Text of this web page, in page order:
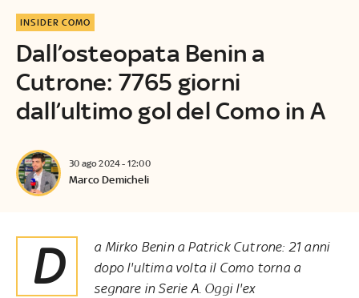
Dall’osteopata Benin a
Cutrone: 7765 giorni
dall’ultimo gol del Como in A
INSIDER COMO
30 ago 2024 - 12:00
Marco Demicheli
Da Mirko Benin a Patrick Cutrone: 21 anni
dopo l'ultima volta il Como torna a
segnare in Serie A. Oggi l'ex